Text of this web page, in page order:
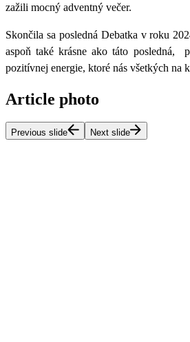
zažili mocný adventný večer.
Skončila sa posledná Debatka v roku
aspoň také krásne ako táto posledná,
pozitívnej energie, ktoré nás všetkých na
Article photo
Previous slide Next slide